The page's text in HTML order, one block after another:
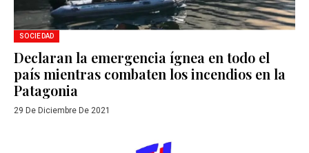
SOCIEDAD
Declaran la emergencia ígnea en todo el
país mientras combaten los incendios en la
Patagonia
29 De Diciembre De 2021